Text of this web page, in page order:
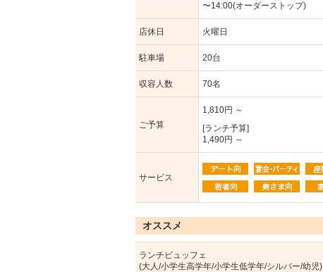
〜14:00(オーダーストップ)
店休日 火曜日
駐車場 20台
収容人数 70名
ご予算
1,810円 ～
[ランチ予算]
1,490円 ～
サービス
オススメ
ランチビュッフェ
(大人/小学生高学年/小学生低学年/シルバー/幼児)